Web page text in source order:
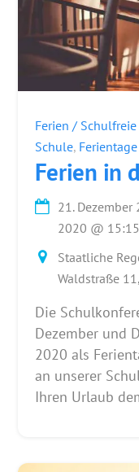
Ferien / Schulfreie
Schule, Ferientage
Ferien in
21. Dezember
2020 @ 15:15
Staatliche
Waldstraße
Die
Dezember und
2020 als
an unserer
Ihren Urlaub